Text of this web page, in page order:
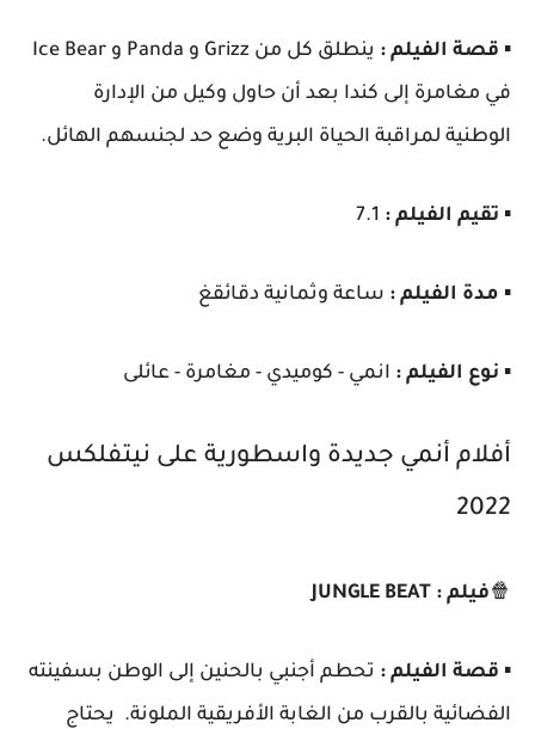
▪️ قصة الفيلم :
ينطلق كل من Grizz و Panda و Ice Bear
في مغامرة إلى كندا بعد أن حاول وكيل من الإدارة
الوطنية لمراقبة الحياة البرية وضع حد لجنسهم الهائل.
▪️ تقيم الفيلم :
▪️ مدة الفيلم : ساعة وثمانية دقائقغ
▪️ نوع الفيلم : انمي - كوميدي - مغامرة - عائلى
أفلام أنمي جديدة واسطورية على نيتفلكس
2022
🍿فيلم : JUNGLE BEAT
▪️ قصة الفيلم : تحطم أجنبي بالحنين إلى الوطن بسفينته
الفضائية بالقرب من الغابة الأفريقية الملونة. يحتاج